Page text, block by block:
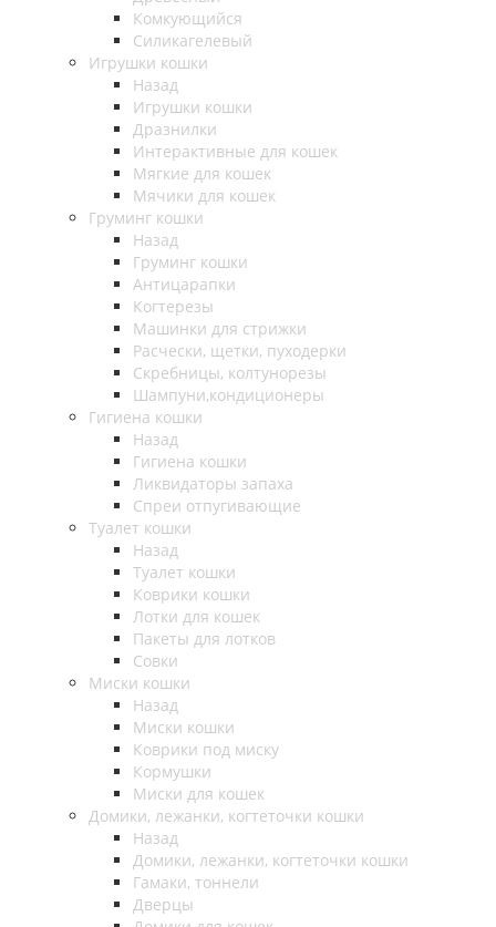
Комкующийся
Силикагелевый
Игрушки кошки
Назад
Игрушки кошки
Дразнилки
Интерактивные для кошек
Мягкие для кошек
Мячики для кошек
Груминг кошки
Назад
Груминг кошки
Антицарапки
Когтерезы
Машинки для стрижки
Расчески, щетки, пуходерки
Скребницы, колтунорезы
Шампуни,кондиционеры
Гигиена кошки
Назад
Гигиена кошки
Ликвидаторы запаха
Спреи отпугивающие
Туалет кошки
Назад
Туалет кошки
Коврики кошки
Лотки для кошек
Пакеты для лотков
Совки
Миски кошки
Назад
Миски кошки
Коврики под миску
Кормушки
Миски для кошек
Домики, лежанки, когтеточки кошки
Назад
Домики, лежанки, когтеточки кошки
Гамаки, тоннели
Дверцы